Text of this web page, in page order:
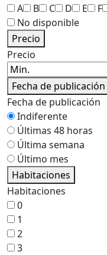
A
B C D E F
No disponible
Precio
Precio
Fecha de publicación
Fecha de publicación
Indiferente
Últimas 48 horas
Última semana
Último mes
Habitaciones
Habitaciones
0
1
2
3